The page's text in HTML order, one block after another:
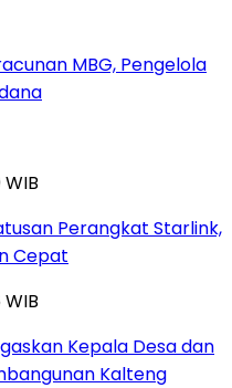
MBG, Pengelola
Perangkat Starlink,
Cepat
Kepala Desa dan
Kalteng